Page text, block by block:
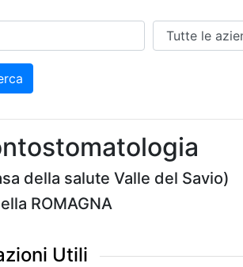
Azienda
della salute Valle del Savio)
ROMAGNA
Utili